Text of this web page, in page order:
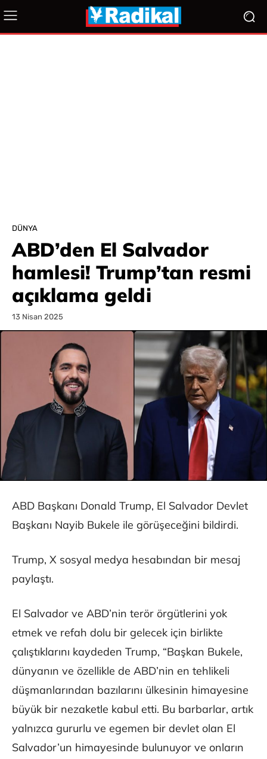
DÜNYA
ABD’den El Salvador
hamlesi! Trump’tan resmi
açıklama geldi
13 Nisan 2025
ABD Başkanı Donald Trump, El Salvador Devlet
Başkanı Nayib Bukele ile görüşeceğini bildirdi.
Trump, X sosyal medya hesabından bir mesaj
paylaştı.
El Salvador ve ABD’nin terör örgütlerini yok
etmek ve refah dolu bir gelecek için birlikte
çalıştıklarını kaydeden Trump, “Başkan Bukele,
dünyanın ve özellikle de ABD’nin en tehlikeli
düşmanlarından bazılarını ülkesinin himayesine
büyük bir nezaketle kabul etti. Bu barbarlar, artık
yalnızca gururlu ve egemen bir devlet olan El
Salvador’un himayesinde bulunuyor ve onların